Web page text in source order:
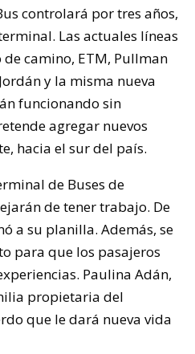
controlará por tres años,
Las actuales líneas
camino, ETM, Pullman
y la misma nueva
funcionando sin
agregar nuevos
hacia el sur del país.
de Buses de
de tener trabajo. De
a su planilla. Además, se
para que los pasajeros
Paulina Adán,
propietaria del
que le dará nueva vida